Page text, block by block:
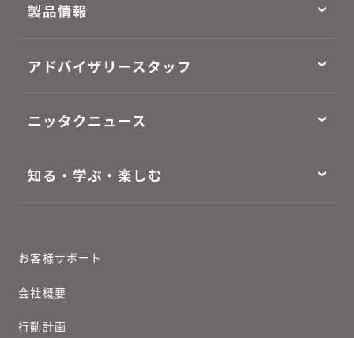
製品情報
アドバイザリースタッフ
ニッタクニュース
知る・学ぶ・楽しむ
お客様サポート
会社概要
行動計画